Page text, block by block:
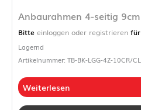
Anbaurahmen 4-seitig
Bitte einloggen oder registrieren
Lagernd
Artikelnummer: TB-BK-LGG-4Z-10CR/CL
Weiterlesen